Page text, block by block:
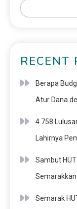
RECENT
Berapa
Atur Dana
4.758
Lahirnya
Sambut HUT
Semarak